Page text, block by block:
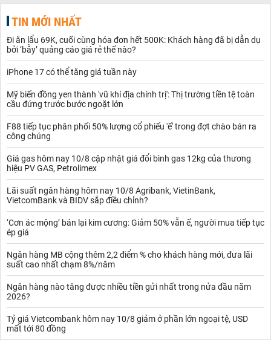
TIN MỚI NHẤT
Đi ăn lẩu 69K, cuối cùng hóa đơn hết 500K: Khách hàng đã bị dẫn dụ
bởi ‘bẫy’ quảng cáo giá rẻ thế nào?
iPhone 17 có thể tăng giá tuần này
Mỹ biến đồng yen thành 'vũ khí địa chính trị': Thị trường tiền tệ toàn
cầu đứng trước bước ngoặt lớn
F88 tiếp tục phân phối 50% lượng cổ phiếu 'ế' trong đợt chào bán ra
công chúng
Giá gas hôm nay 10/8 cập nhật giá đổi bình gas 12kg của thương
hiệu PV GAS, Petrolimex
Lãi suất ngân hàng hôm nay 10/8 Agribank, VietinBank,
VietcomBank và BIDV sắp điều chỉnh?
‘Cơn ác mộng’ bán lại kim cương: Giảm 50% vẫn ế, người mua tiếp tục
ép giá
Ngân hàng MB cộng thêm 2,2 điểm % cho khách hàng mới, đưa lãi
suất cao nhất chạm 8%/năm
Ngân hàng nào tăng được nhiều tiền gửi nhất trong nửa đầu năm
2026?
Tỷ giá Vietcombank hôm nay 10/8 giảm ở phần lớn ngoại tệ, USD
mất tới 80 đồng